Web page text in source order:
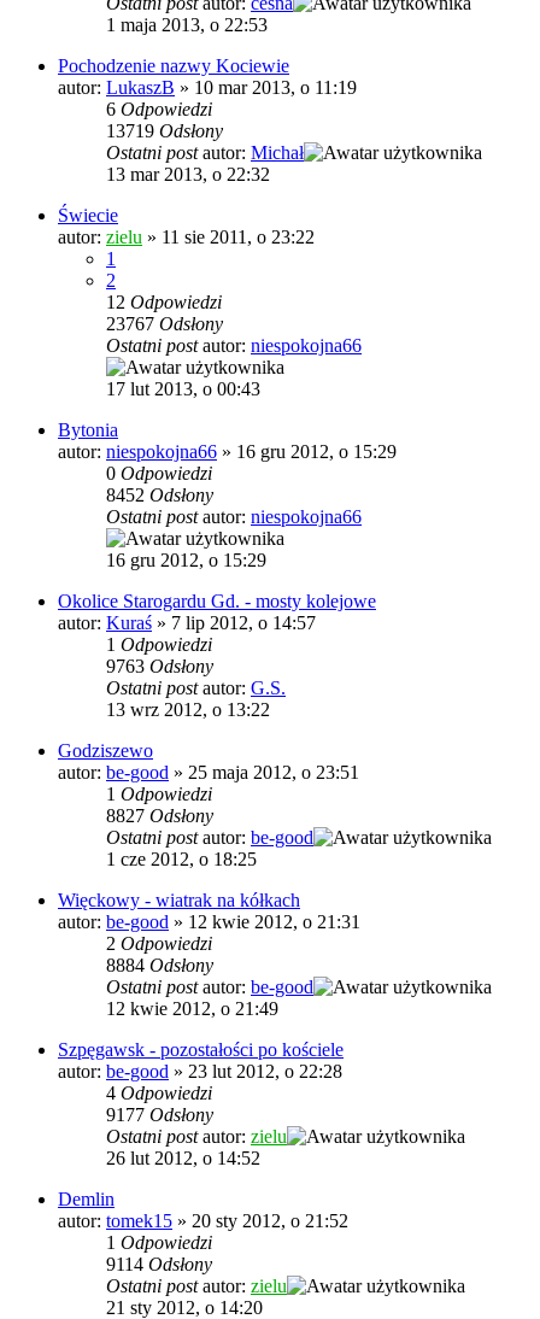
1 maja 2013, o 22:53
Pochodzenie nazwy Kociewie
autor: LukaszB » 10 mar 2013, o 11:19
6 Odpowiedzi
13719 Odsłony
Ostatni postautor: Michał
13 mar 2013, o 22:32
Świecie
autor: zielu » 11 sie 2011, o 23:22
1
2
12 Odpowiedzi
23767 Odsłony
Ostatni postautor: niespokojna66
17 lut 2013, o 00:43
Bytonia
autor: niespokojna66 » 16 gru 2012, o 15:29
0 Odpowiedzi
8452 Odsłony
Ostatni postautor: niespokojna66
16 gru 2012, o 15:29
Okolice Starogardu Gd. - mosty kolejowe
autor: Kuraś » 7 lip 2012, o 14:57
1 Odpowiedzi
9763 Odsłony
Ostatni postautor: G.S.
13 wrz 2012, o 13:22
Godziszewo
autor: be-good » 25 maja 2012, o 23:51
1 Odpowiedzi
8827 Odsłony
Ostatni postautor: be-good
1 cze 2012, o 18:25
Więckowy - wiatrak na kółkach
autor: be-good » 12 kwie 2012, o 21:31
2 Odpowiedzi
8884 Odsłony
Ostatni postautor: be-good
12 kwie 2012, o 21:49
Szpęgawsk - pozostałości po kościele
autor: be-good » 23 lut 2012, o 22:28
4 Odpowiedzi
9177 Odsłony
Ostatni postautor: zielu
26 lut 2012, o 14:52
Demlin
autor: tomek15 » 20 sty 2012, o 21:52
1 Odpowiedzi
9114 Odsłony
Ostatni postautor: zielu
21 sty 2012, o 14:20